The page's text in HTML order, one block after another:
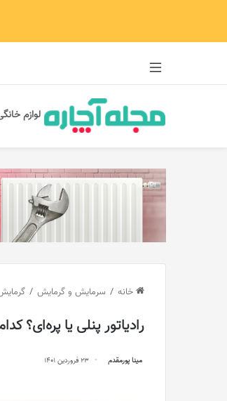
لوازم
خانه / سرمایش و گرمایش /
رادیاتور پنلی یا پره‌ای؟
مینا پورمقدم 23 فروردین 1401